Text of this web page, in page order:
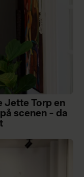
Jette Torp en
scenen – da